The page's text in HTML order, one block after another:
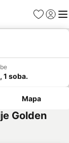
FavoritiPrijavi
1 soba.
Mapa
Golden